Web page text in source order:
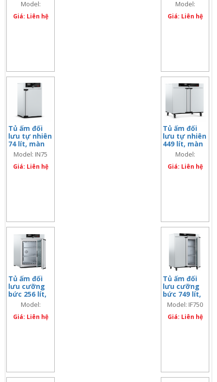
Model:
IF750Plus
Giá: Liên hệ
Model:
IF160Plus
Giá: Liên hệ
Tủ ấm đối
lưu tự nhiên
74 lít, màn
hình đơn
Model: IN75
Giá: Liên hệ
Tủ ấm đối
lưu tự nhiên
449 lít, màn
hình đôi
Model:
IN450Plus
Giá: Liên hệ
Tủ ấm đối
lưu cưỡng
bức 256 lít,
màn hình đôi
Model:
IF260Plus
Giá: Liên hệ
Tủ ấm đối
lưu cưỡng
bức 749 lít,
màn hình
đơn
Model: IF750
Giá: Liên hệ